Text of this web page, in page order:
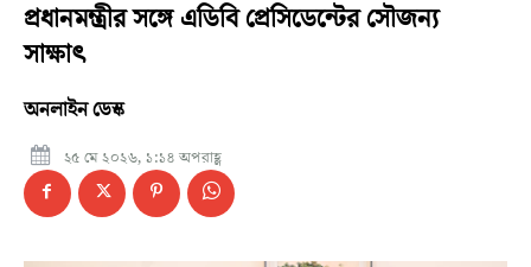
প্রধানমন্ত্রীর সঙ্গে এডিবি প্রেসিডেন্টের সৌজন্য
সাক্ষাৎ
অনলাইন ডেস্ক
২৫ মে ২০২৬, ১:১৪ অপরাহ্ণ